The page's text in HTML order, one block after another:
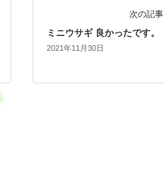
次の記事
ミニウサギ 良かったです。
2021年11月30日